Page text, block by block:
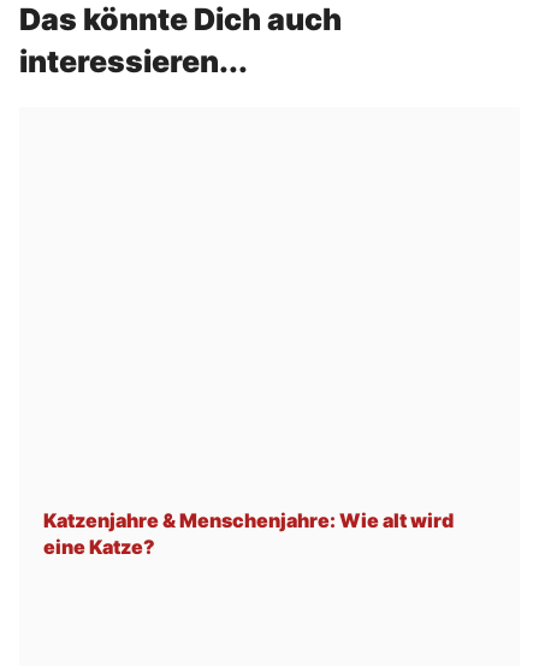
Das könnte Dich auch
interessieren...
Katzenjahre & Menschenjahre: Wie alt wird
eine Katze?